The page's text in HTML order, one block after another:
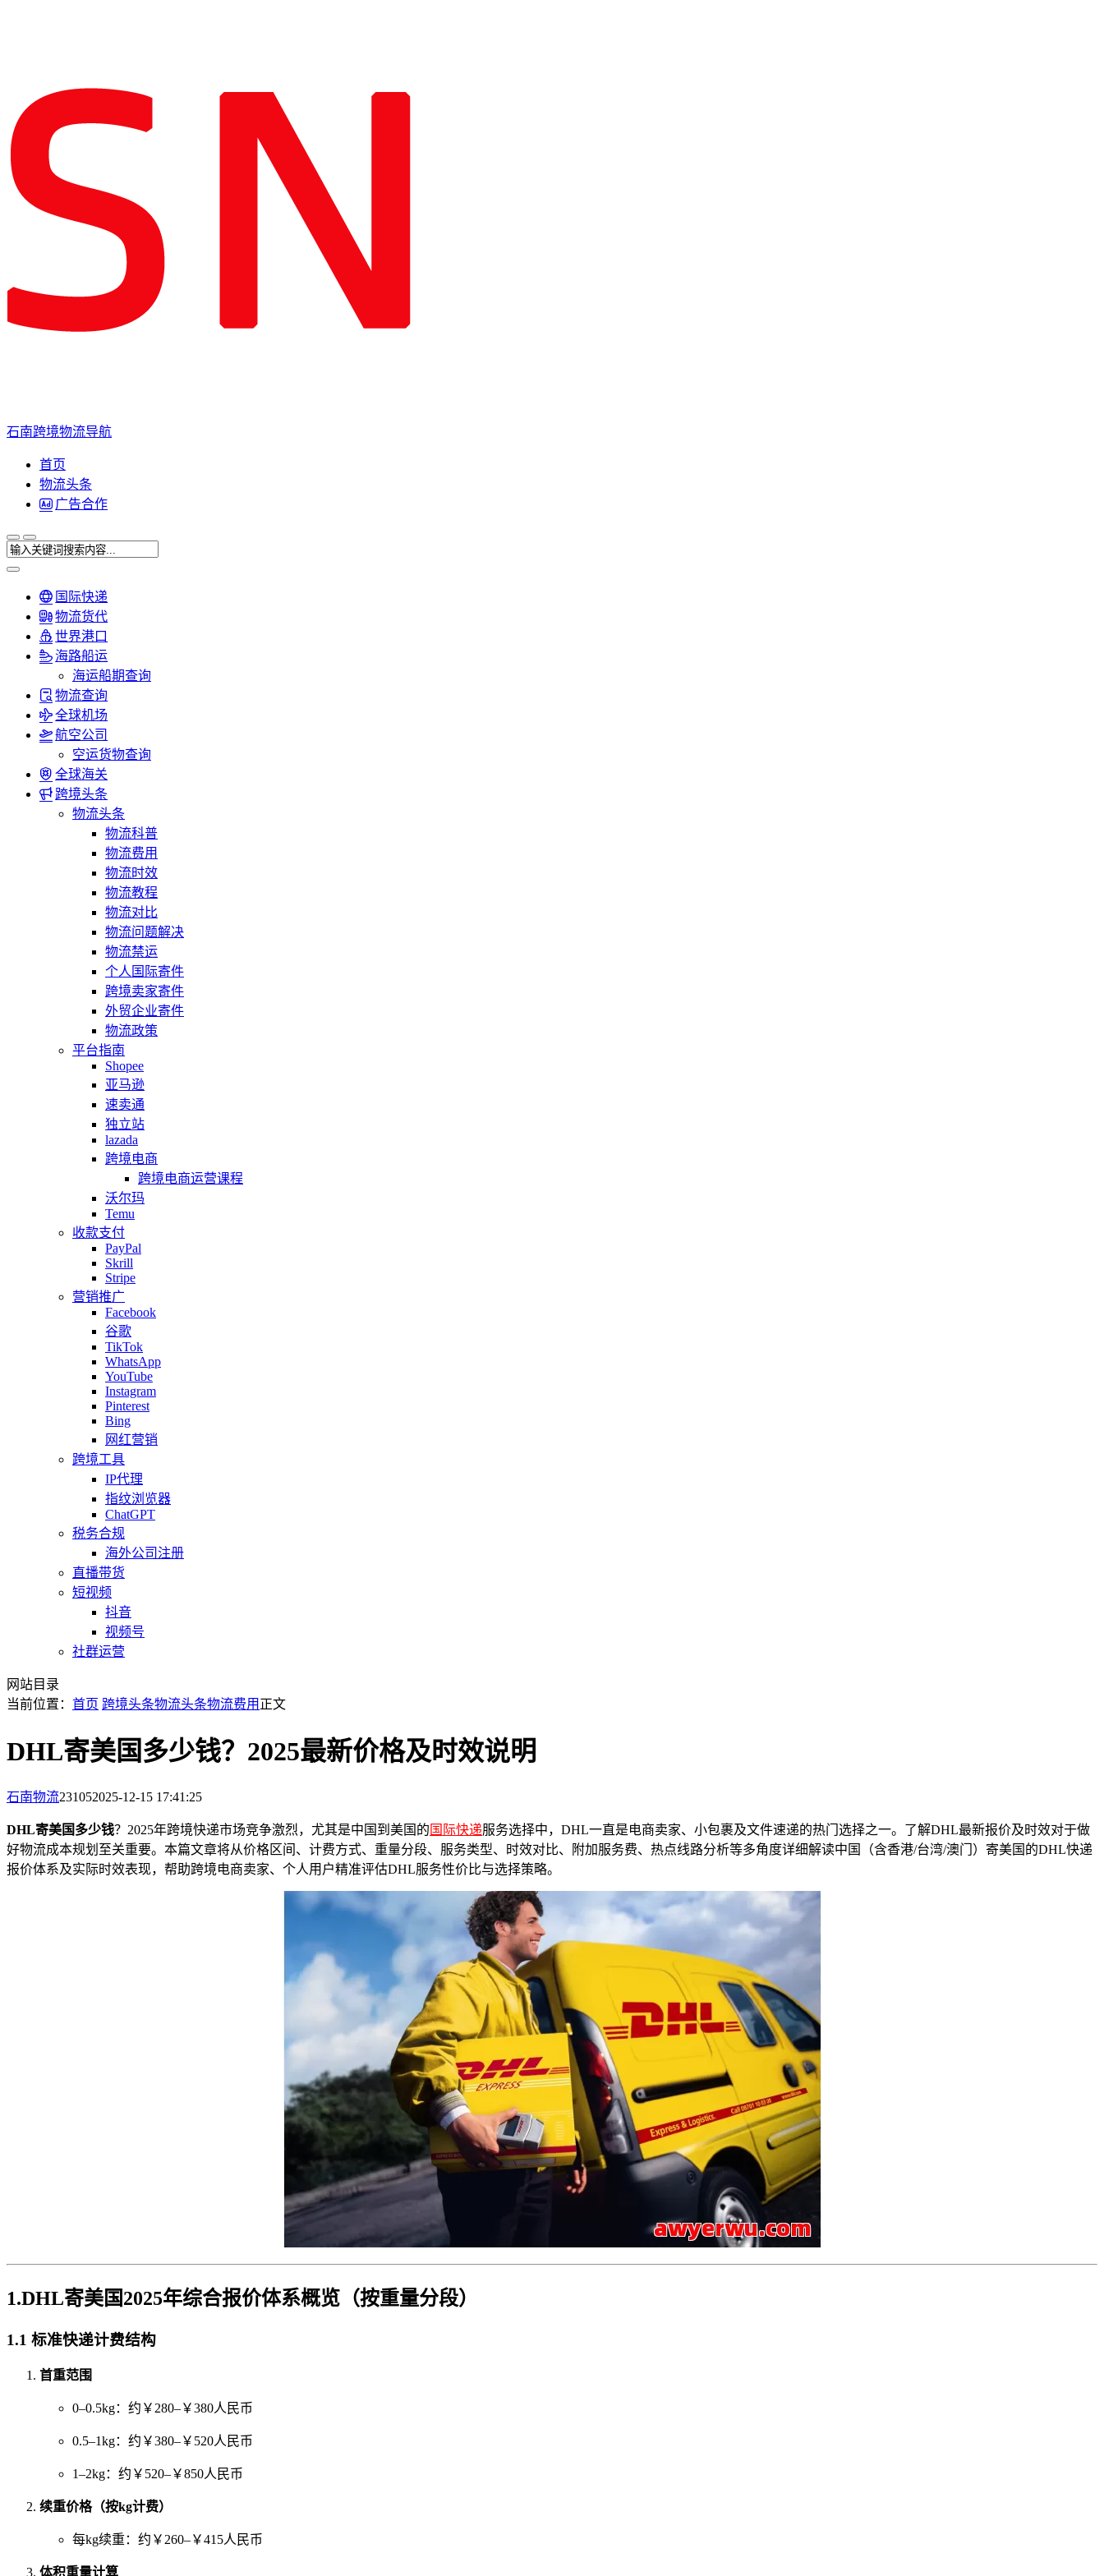
石南跨境物流导航
首页
物流头条
广告合作
国际快递
物流货代
世界港口
海路船运
海运船期查询
物流查询
全球机场
航空公司
空运货物查询
全球海关
跨境头条
物流头条
物流科普
物流费用
物流时效
物流教程
物流对比
物流问题解决
物流禁运
个人国际寄件
跨境卖家寄件
外贸企业寄件
物流政策
平台指南
Shopee
亚马逊
速卖通
独立站
lazada
跨境电商
跨境电商运营课程
沃尔玛
Temu
收款支付
PayPal
Skrill
Stripe
营销推广
Facebook
谷歌
TikTok
WhatsApp
YouTube
Instagram
Pinterest
Bing
网红营销
跨境工具
IP代理
指纹浏览器
ChatGPT
税务合规
海外公司注册
直播带货
短视频
抖音
视频号
社群运营
网站目录
当前位置： 首页 跨境头条物流头条物流费用 正文
DHL寄美国多少钱？2025最新价格及时效说明
石南物流231052025-12-15 17:41:25
DHL寄美国多少钱？2025年跨境快递市场竞争激烈，尤其是中国到美国的 国际快递服务选择中，DHL一直是电商卖家、小包裹及文件速递的热门选择之一。了解DHL最新报价及时效对于做
好物流成本规划至关重要。本篇文章将从价格区间、计费方式、重量分段、服务类型、时效对比、附加服务费、热点线路分析等多角度详细解读中国（含香港/台湾/澳门）寄美国的DHL快递
报价体系及实际时效表现，帮助跨境电商卖家、个人用户精准评估DHL服务性价比与选择策略。
1.DHL寄美国2025年综合报价体系概览（按重量分段）
1.1 标准快递计费结构
首重范围
0–0.5kg：约￥280–￥380人民币
0.5–1kg：约￥380–￥520人民币
1–2kg：约￥520–￥850人民币
续重价格（按kg计费）
每kg续重：约￥260–￥415人民币
体积重量计算